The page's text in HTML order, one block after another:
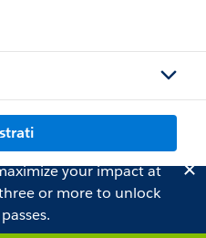
your impact at
or more to unlock